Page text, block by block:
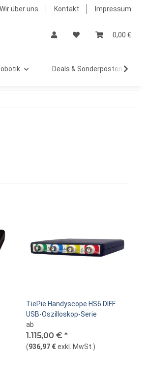
Wir über uns Kontakt Impressum
0,00 €
Deals & Sonderposten %
TiePie Handyscope HS6 DIFF
USB-Oszilloskop-Serie
ab
1.115,00 € *
(936,97 € exkl. MwSt. )